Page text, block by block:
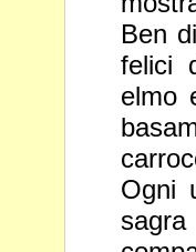
Ben
felici
elmo
Ogni